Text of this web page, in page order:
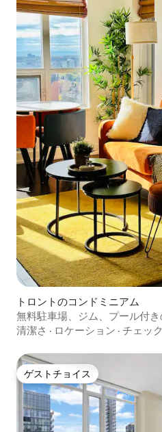
トロントのコンドミニアム
無料駐車場、ジム、プール付
清潔さ · ロケーション · チェッ
ゲストチョイス
ゲストチョイス